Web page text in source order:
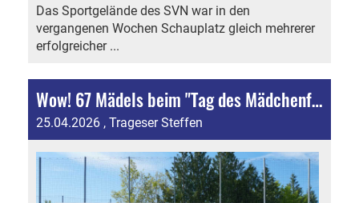
Das Sportgelände des SVN war in den
vergangenen Wochen Schauplatz gleich mehrerer
erfolgreicher ...
Wow! 67 Mädels beim "Tag des Mädchenfußballs" in Neuses!
25.04.2026 , Trageser Steffen